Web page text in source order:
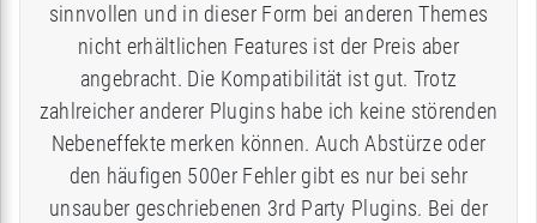
sinnvollen und in dieser Form bei anderen Themes
nicht erhältlichen Features ist der Preis aber
angebracht. Die Kompatibilität ist gut. Trotz
zahlreicher anderer Plugins habe ich keine störenden
Nebeneffekte merken können. Auch Abstürze oder
den häufigen 500er Fehler gibt es nur bei sehr
unsauber geschriebenen 3rd Party Plugins. Bei der